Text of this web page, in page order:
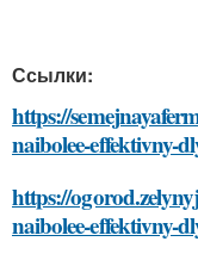
Ссылки:
https://
naibolee-effektivny-
https://
naibolee-effektivny-